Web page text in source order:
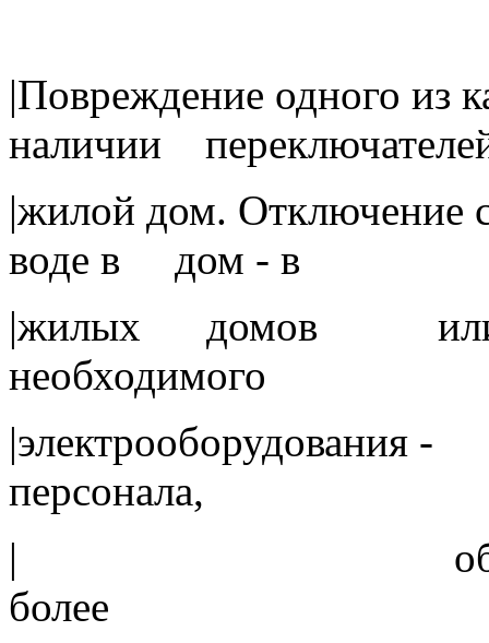
|Повреждение одного
наличии
|жилой дом. Отключение
воде в дом - в
|жилых домов или
необходимого
персонала,
|
более